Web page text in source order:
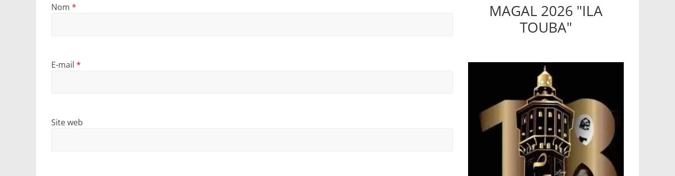
Nom *
E-mail *
Site web
MAGAL 2026 "ILA
TOUBA"